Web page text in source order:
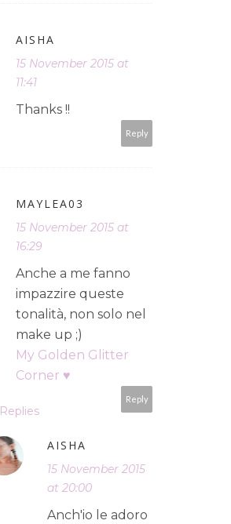
AISHA
15 November 2015 at
11:41
Thanks !!
Reply
MAYLEA03
15 November 2015 at
16:29
Anche a me fanno
impazzire queste
tonalità, non solo nel
make up ;)
My Golden Glitter
Corner ♥
Reply
Replies
AISHA
15 November 2015
at 20:00
Anch'io le adoro